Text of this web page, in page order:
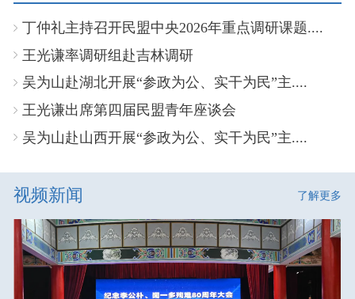
丁仲礼主持召开民盟中央2026年重点调研课题....
王光谦率调研组赴吉林调研
吴为山赴湖北开展“参政为公、实干为民”主....
王光谦出席第四届民盟青年座谈会
吴为山赴山西开展“参政为公、实干为民”主....
视频新闻 了解更多